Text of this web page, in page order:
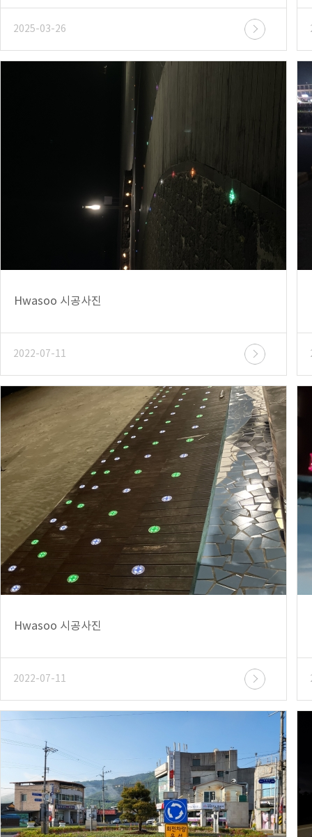
2025-03-26
Hwasoo 시공사진
2022-07-11
Hwasoo 시공사진
2022-07-11